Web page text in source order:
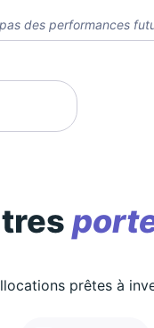
des performances
prêtes à